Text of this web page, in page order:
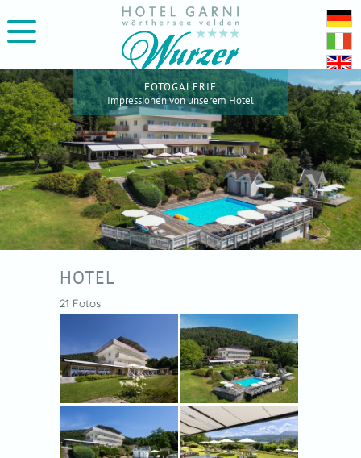
FOTOGALERIE
Impressionen von unserem Hotel
HOTEL
21 Fotos